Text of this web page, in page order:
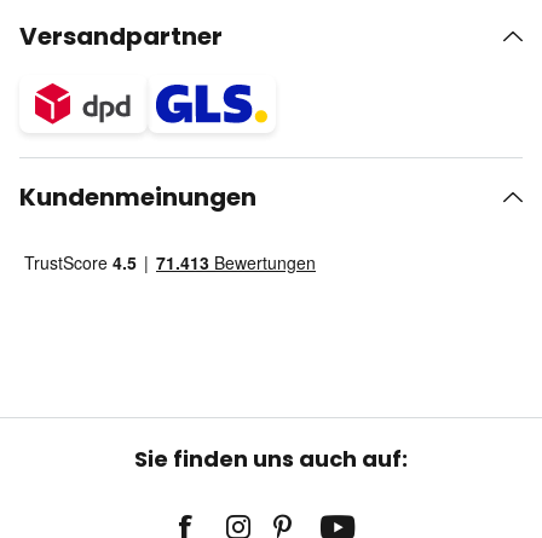
Versandpartner
Kundenmeinungen
Sie finden uns auch auf: